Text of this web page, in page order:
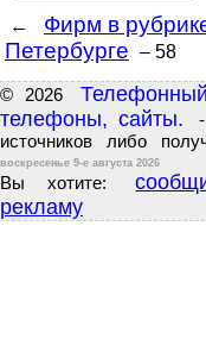
←
Фирм в
Петербурге – 58
© 2026
телефоны, сайты.
источников либо
воскресенье 9-е августа 2026
Вы хотите:
рекламу